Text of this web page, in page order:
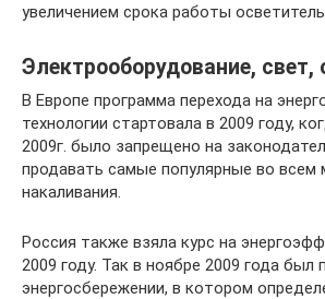
увеличением срока работы
Электрооборудование, свет,
В Европе программа перехода на
технологии стартовала в 2009 году,
2009г. было запрещено на
продавать самые популярные во всем
накаливания.
Россия также взяла курс на
2009 году. Так в ноябре 2009 года был
энергосбережении, в котором